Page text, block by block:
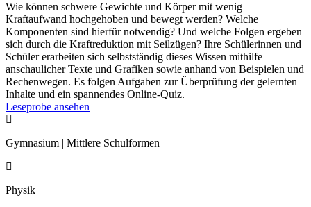
Wie können schwere Gewichte und Körper mit wenig
Kraftaufwand hochgehoben und bewegt werden? Welche
Komponenten sind hierfür notwendig? Und welche Folgen ergeben
sich durch die Kraftreduktion mit Seilzügen? Ihre Schülerinnen und
Schüler erarbeiten sich selbstständig dieses Wissen mithilfe
anschaulicher Texte und Grafiken sowie anhand von Beispielen und
Rechenwegen. Es folgen Aufgaben zur Überprüfung der gelernten
Inhalte und ein spannendes Online-Quiz.
Leseprobe ansehen

Gymnasium | Mittlere Schulformen

Physik